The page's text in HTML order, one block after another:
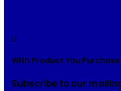
With Product You Purchase
Subscribe to our